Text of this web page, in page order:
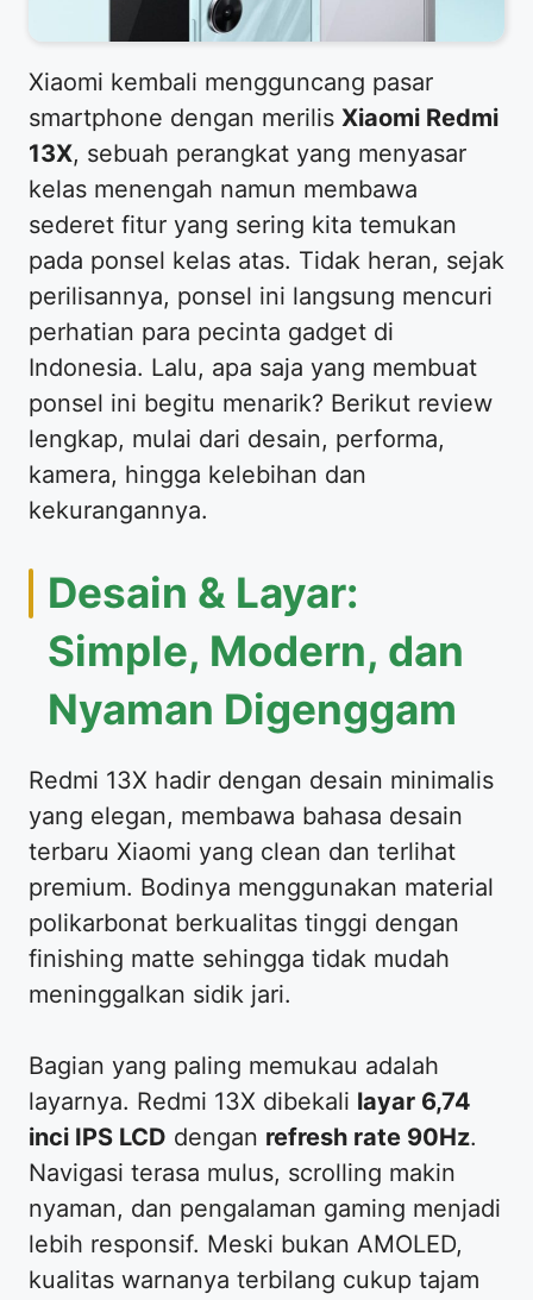
Xiaomi kembali mengguncang pasar
smartphone dengan merilis Xiaomi Redmi
13X, sebuah perangkat yang menyasar
kelas menengah namun membawa
sederet fitur yang sering kita temukan
pada ponsel kelas atas. Tidak heran, sejak
perilisannya, ponsel ini langsung mencuri
perhatian para pecinta gadget di
Indonesia. Lalu, apa saja yang membuat
ponsel ini begitu menarik? Berikut review
lengkap, mulai dari desain, performa,
kamera, hingga kelebihan dan
kekurangannya.
Desain & Layar:
Simple, Modern, dan
Nyaman Digenggam
Redmi 13X hadir dengan desain minimalis
yang elegan, membawa bahasa desain
terbaru Xiaomi yang clean dan terlihat
premium. Bodinya menggunakan material
polikarbonat berkualitas tinggi dengan
finishing matte sehingga tidak mudah
meninggalkan sidik jari.
Bagian yang paling memukau adalah
layarnya. Redmi 13X dibekali layar 6,74
inci IPS LCD dengan refresh rate 90Hz.
Navigasi terasa mulus, scrolling makin
nyaman, dan pengalaman gaming menjadi
lebih responsif. Meski bukan AMOLED,
kualitas warnanya terbilang cukup tajam